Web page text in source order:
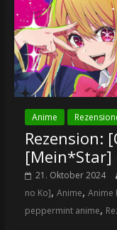
Anime
Rezension:
[Mein*Star]
21. Oktober 2024
no Ko], Anime, Anime
peppermint anime,